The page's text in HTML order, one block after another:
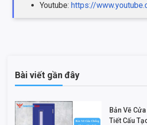
Youtube: https://
Bài viết gần đây
Bản Vẽ
Tiết Cấu